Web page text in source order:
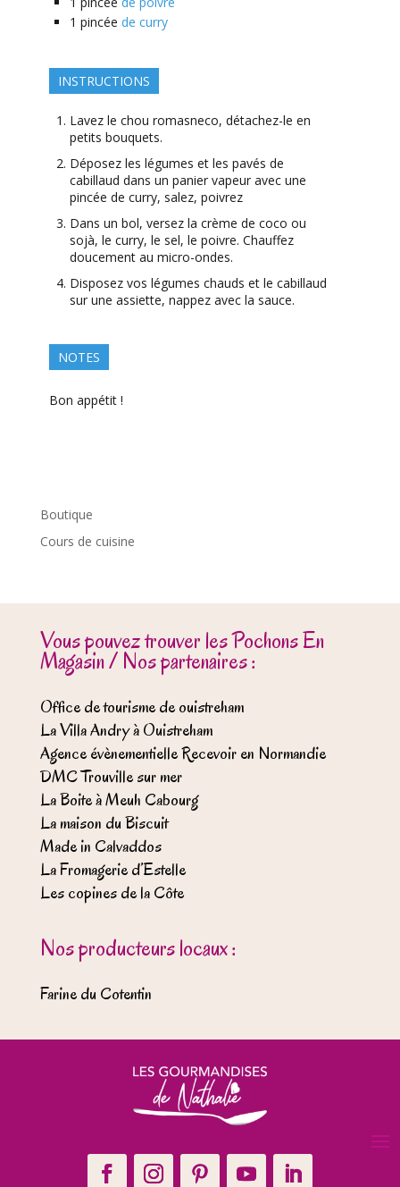
1 pincée de curry
INSTRUCTIONS
Lavez le chou romasneco, détachez-le en
petits bouquets.
Déposez les légumes et les pavés de
cabillaud dans un panier vapeur avec une
pincée de curry, salez, poivrez
Dans un bol, versez la crème de coco ou
sojà, le curry, le sel, le poivre. Chauffez
doucement au micro-ondes.
Disposez vos légumes chauds et le cabillaud
sur une assiette, nappez avec la sauce.
NOTES
Bon appétit !
Boutique
Cours de cuisine
Vous pouvez trouver les Pochons En
Magasin / Nos partenaires :
Office de tourisme de ouistreham
La Villa Andry à Ouistreham
Agence évènementielle Recevoir en Normandie
DMC Trouville sur mer
La Boite à Meuh Cabourg
La maison du Biscuit
Made in Calvaddos
La Fromagerie d’Estelle
Les copines de la Côte
Nos producteurs locaux :
Farine du Cotentin